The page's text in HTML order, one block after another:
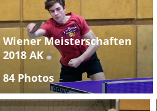
Wiener Meisterschaften
2018 AK
84 Photos